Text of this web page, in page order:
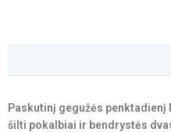
Paskutinį gegužės
šilti pokalbiai ir bendrystės